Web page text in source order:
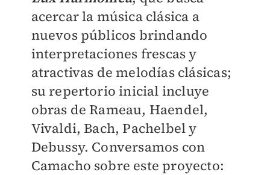
acercar la música clásica a
nuevos públicos brindando
interpretaciones frescas y
atractivas de melodías clásicas;
su repertorio inicial incluye
obras de Rameau, Haendel,
Vivaldi, Bach, Pachelbel y
Debussy. Conversamos con
Camacho sobre este proyecto: